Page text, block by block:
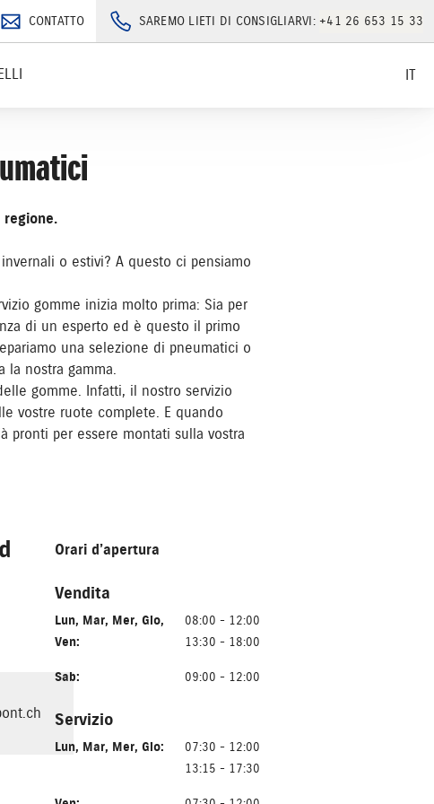
CONTATTO SAREMO LIETI DI CONSIGLIARVI: +41 26 653 15 33
IT
regione.
o estivi? A questo ci pensiamo
gomme inizia molto prima: Sia per
di un esperto ed è questo il primo
una selezione di pneumatici o
la nostra gamma.
gomme. Infatti, il nostro servizio
vostre ruote complete. E quando
pronti per essere montati sulla vostra
Orari d’apertura
Vendita
Lun, Mar, Mer, Gio,
Ven:
08:00 - 12:00
13:30 - 18:00
Sab: 09:00 - 12:00
Servizio
Lun, Mar, Mer, Gio:
07:30 - 12:00
13:15 - 17:30